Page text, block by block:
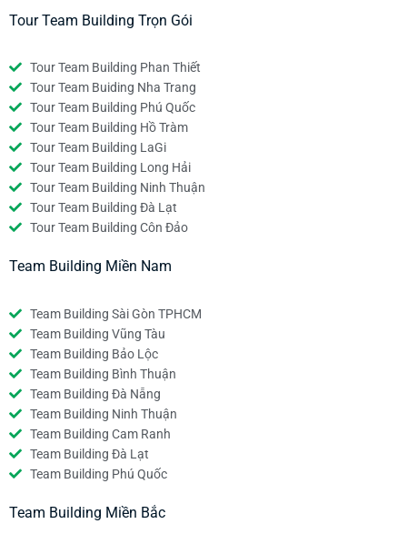
Tour Team Building Trọn Gói
Tour Team Building Phan Thiết
Tour Team Buiding Nha Trang
Tour Team Building Phú Quốc
Tour Team Building Hồ Tràm
Tour Team Building LaGi
Tour Team Building Long Hải
Tour Team Building Ninh Thuận
Tour Team Building Đà Lạt
Tour Team Building Côn Đảo
Team Building Miền Nam
Team Building Sài Gòn TPHCM
Team Building Vũng Tàu
Team Building Bảo Lộc
Team Building Bình Thuận
Team Building Đà Nẵng
Team Building Ninh Thuận
Team Building Cam Ranh
Team Building Đà Lạt
Team Building Phú Quốc
Team Building Miền Bắc